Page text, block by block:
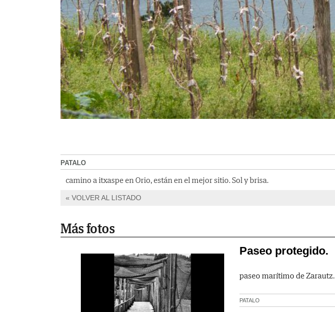
PATALO
camino a itxaspe en Orio, están en el mejor sitio. Sol y brisa.
VOLVER AL LISTADO
Más fotos
Paseo protegido.
paseo marítimo de Zarautz.
PATALO